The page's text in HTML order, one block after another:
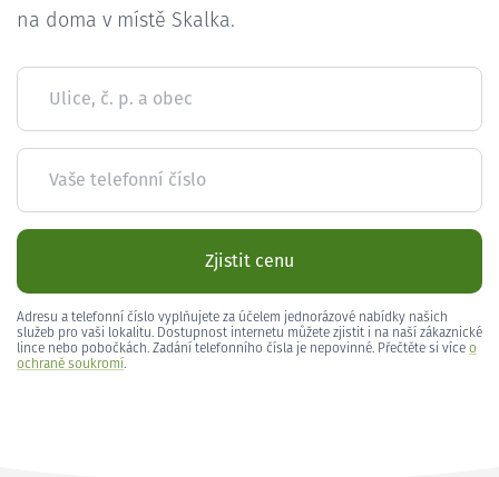
na doma v místě Skalka.
Ulice, č. p. a obec
Vaše telefonní číslo
Zjistit cenu
Adresu a telefonní číslo vyplňujete za účelem jednorázové nabídky našich
služeb pro vaši lokalitu. Dostupnost internetu můžete zjistit i na naší zákaznické
lince nebo pobočkách. Zadání telefonního čísla je nepovinné. Přečtěte si více o
ochraně soukromí.